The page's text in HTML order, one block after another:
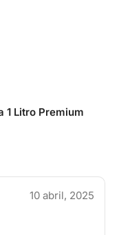
1 Litro Premium
10 abril, 2025